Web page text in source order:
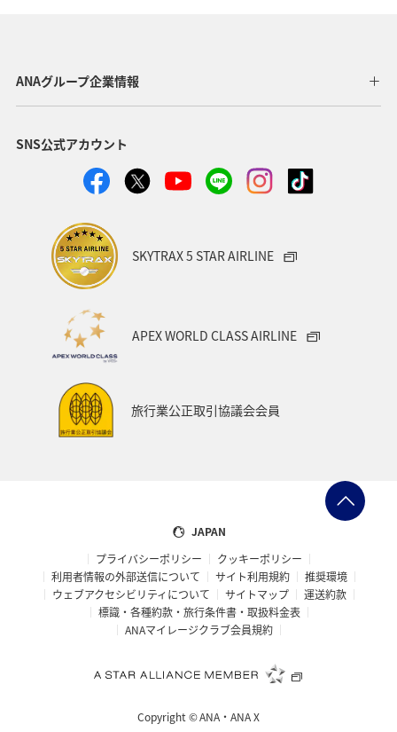
ANAグループ企業情報
SNS公式アカウント
SKYTRAX 5 STAR AIRLINE
APEX WORLD CLASS AIRLINE
旅行業公正取引協議会会員
JAPAN
プライバシーポリシー
クッキーポリシー
利用者情報の外部送信について
サイト利用規約
推奨環境
ウェブアクセシビリティについて
サイトマップ
運送約款
標識・各種約款・旅行条件書・取扱料金表
ANAマイレージクラブ会員規約
Copyright ©ANA・ANA X